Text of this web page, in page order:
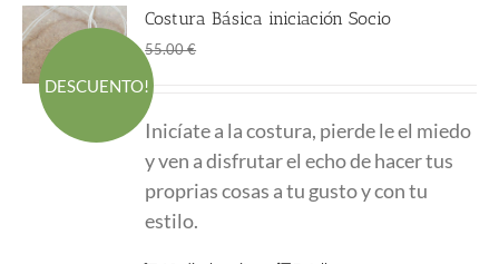
DESCUENTO!
Costura Básica iniciación Socio
55.00€
era:
55.00 €.
es:
45.00 €.
Inicíate a la costura, pierde le el miedo
y ven a disfrutar el echo de hacer tus
proprias cosas a tu gusto y con tu
estilo.